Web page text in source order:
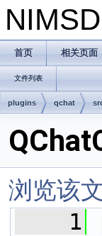
首页 相关页面
文件列表
plugins qchat
浏览该
    1